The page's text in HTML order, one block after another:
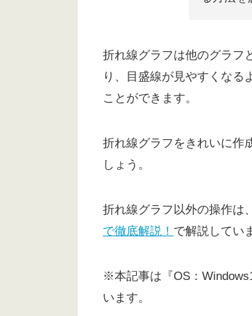
折れ線グラフは他のグラフ
り、目盛線が見やすくなる
ことができます。
折れ線グラフをきれいに作
しょう。
折れ線グラフ以外の操作は、
で徹底解説！ で解説してい
※本記事は『OS：
います。